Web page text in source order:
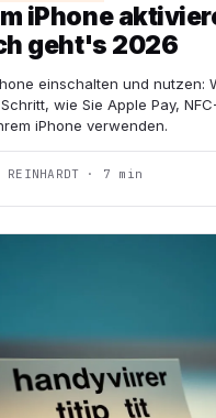
iPhone
geht's 2026
einschalten und nutzen:
wie Sie Apple Pay,
iPhone verwenden.
REINHARDT · 7 min